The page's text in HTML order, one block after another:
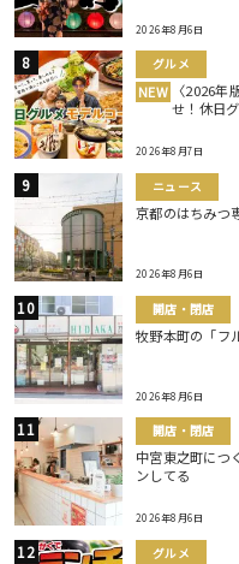
2026年8月6日
グルメ
NEW 〈2026年
せ！休日
2026年8月7日
ニュース
京都のはちみつ
2026年8月6日
開店・閉店
牧野本町の「フ
2026年8月6日
開店・閉店
中宮東之町につ
ンしてる
2026年8月6日
グルメ